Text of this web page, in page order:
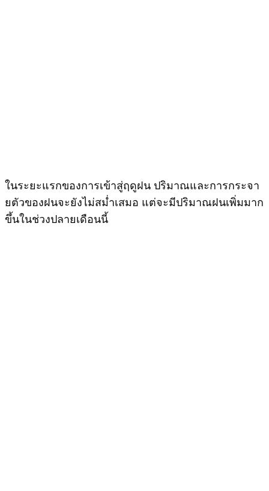
ในระยะแรกของการเข้าสู่ฤดูฝน ปริมาณและการกระจา
ยตัวของฝนจะยังไม่สม่ำเสมอ แต่จะมีปริมาณฝนเพิ่มมาก
ขึ้นในช่วงปลายเดือนนี้